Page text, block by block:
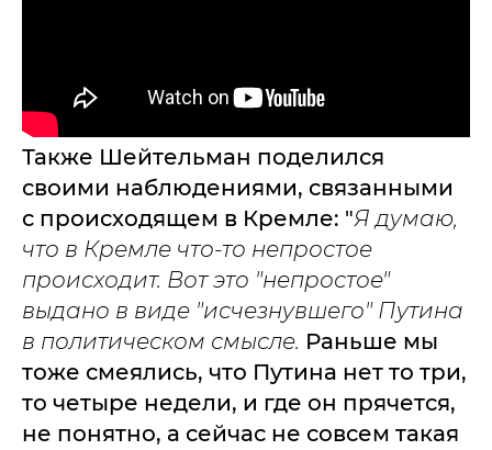
Также Шейтельман поделился
своими наблюдениями, связанными
с происходящем в Кремле: "Я думаю,
что в Кремле что-то непростое
происходит. Вот это "непростое"
выдано в виде "исчезнувшего" Путина
в политическом смысле. Раньше мы
тоже смеялись, что Путина нет то три,
то четыре недели, и где он прячется,
не понятно, а сейчас не совсем такая